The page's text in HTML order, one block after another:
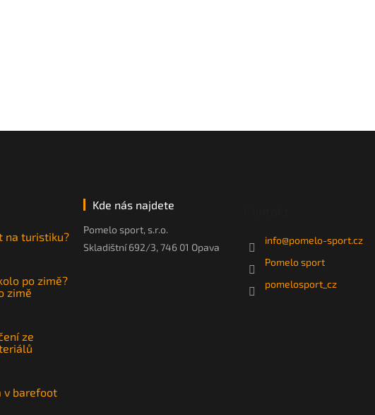
na turistiku?
po zimě?
zimě
ze
v barefoot
Kde nás najdete
Pomelo sport, s.r.o.
Skladištní 692/3, 746 01 Opava
info@pomelo-sport.cz
Pomelo sport
pomelosport_cz